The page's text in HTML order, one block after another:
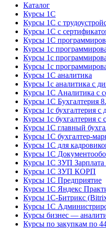
Каталог
Курсы 1С
Курсы 1С с
Курсы 1С с
Курсы 1С
Курсы 1с
Курсы 1с
Курсы 1с
Курсы 1С аналитика
Курсы 1с аналитика с
Курсы 1С Аналитика с
Курсы 1С Бухгалтерия
Курсы 1с бухгалтерия с
Курсы 1с бухгалтерия с
Курсы 1С главный
Курсы 1С бухгалтер-
Курсы 1С для
Курсы 1С
Курсы 1С ЗУП Зарплата
Курсы 1С ЗУП КОРП
Курсы 1С Предприятие
Курсы 1С Яндекс
Курсы 1С-Битрикс
Курсы 1С
Курсы бизнес —
Курсы по закупкам по